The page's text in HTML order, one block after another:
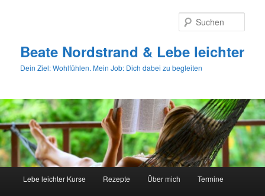
Beate Nordstrand & Lebe leichter
Dein Ziel: Wohlfühlen. Mein Job: Dich dabei zu begleiten
Lebe leichter Kurse Rezepte Über mich Termine